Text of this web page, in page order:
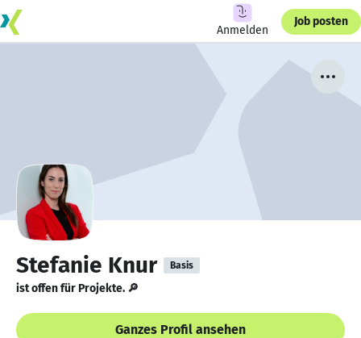
Anmelden
Job posten
Stefanie Knur Basis
ist offen für Projekte. 🔎
Ganzes Profil ansehen